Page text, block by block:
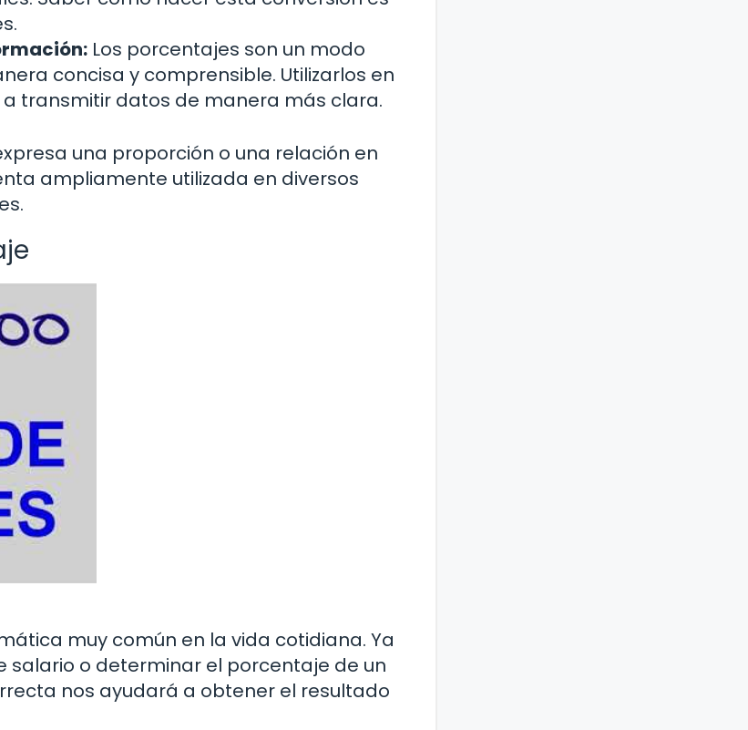
Los porcentajes son un modo
concisa y comprensible. Utilizarlos en
transmitir datos de manera más clara.
una proporción o una relación en
ampliamente utilizada en diversos
muy común en la vida cotidiana. Ya
salario o determinar el porcentaje de un
nos ayudará a obtener el resultado